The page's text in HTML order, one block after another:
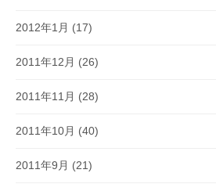
2012年1月 (17)
2011年12月 (26)
2011年11月 (28)
2011年10月 (40)
2011年9月 (21)